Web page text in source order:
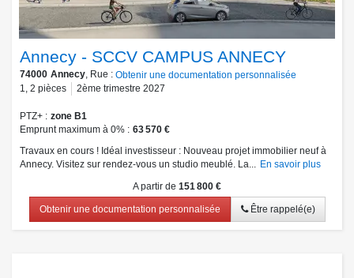
Annecy - SCCV CAMPUS ANNECY
74000 Annecy, Rue : Obtenir une documentation personnalisée
1, 2 pièces 2ème trimestre 2027
PTZ+
zone B1
Emprunt maximum à 0%
63 570 €
Travaux en cours ! Idéal investisseur : Nouveau projet immobilier neuf à
Annecy. Visitez sur rendez-vous un studio meublé. La... En savoir plus
A partir de 151 800 €
Obtenir une documentation personnalisée Être rappelé(e)